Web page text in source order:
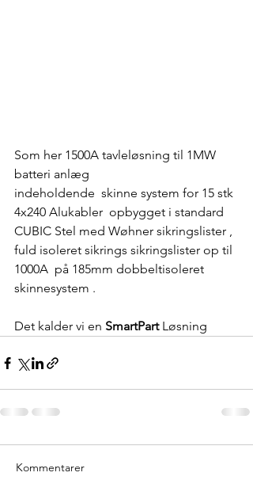
Som her 1500A tavleløsning til 1MW
batteri anlæg
indeholdende  skinne system for 15 stk
4x240 Alukabler  opbygget i standard
CUBIC Stel med Wøhner sikringslister ,
fuld isoleret sikrings sikringslister op til
1000A  på 185mm dobbeltisoleret
skinnesystem .
Det kalder vi en SmartPart Løsning
Kommentarer